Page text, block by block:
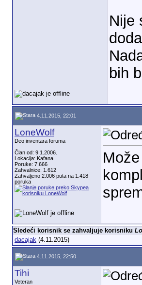
Nije
bih
4.11.2015, 22:01
LoneWolf
Deo inventara foruma
Član od: 9.1.2006.
Lokacija: Kafana
Poruke: 7.666
Zahvalnice: 1.612
Zahvaljeno 2.006 puta na 1.418
poruka
Sledeći korisnik se zahvaljuje korisniku
dacajak(4.11.2015)
4.11.2015, 22:50
Tihi
Veteran